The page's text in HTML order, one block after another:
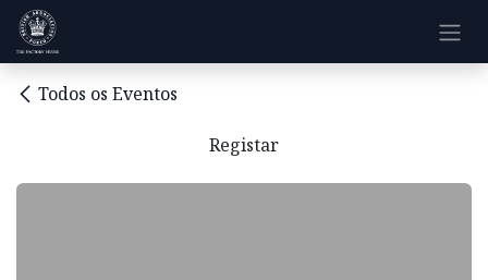
Pular para o conteúdo
Todos os Eventos
Registar